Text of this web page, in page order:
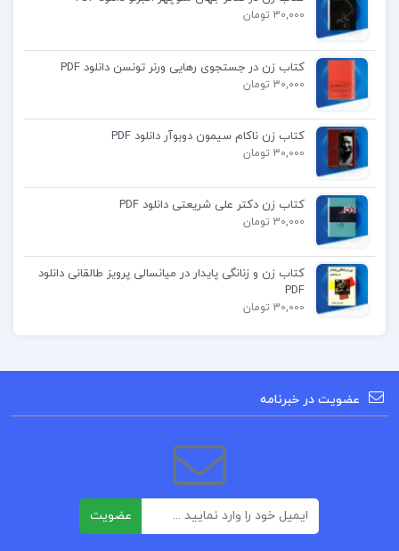
خرید pdf عظیم تر از یک زندگی
کتاب عظیم تر از یک زندگی مارلون براندو
دانلود کتاب عظیم تر از یک زندگی
دانلود کتاب عظیم تر از یک زندگیpdf
کتاب پیشنهادی
کتاب عاشقانه های زندان مارکی دوساد
کتاب صفویه در عرصه دین فرهنگ و سیاست جلد ۲
رسول جعفریان
رسول جعفریان
30,000 تومان
کتاب زن در جستجوی رهایی ورنر تونسن دانلود PDF
30,000 تومان
کتاب زن ناکام سیمون دوبوآر دانلود PDF
30,000 تومان
کتاب زن دکتر علی شریعتی دانلود PDF
30,000 تومان
کتاب زن و زنانگی پایدار در میانسالی پرویز طالقانی دانلود
PDF
30,000 تومان
عضویت در خبرنامه
عضویت